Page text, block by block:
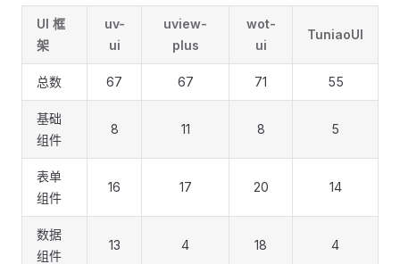
UI 框
架
uv-
ui
uview-
plus
wot-
ui
TuniaoUI
总数 67 67 71 55
基础
组件
8 11 8 5
表单
组件
16 17 20 14
数据
组件
13 4 18 4